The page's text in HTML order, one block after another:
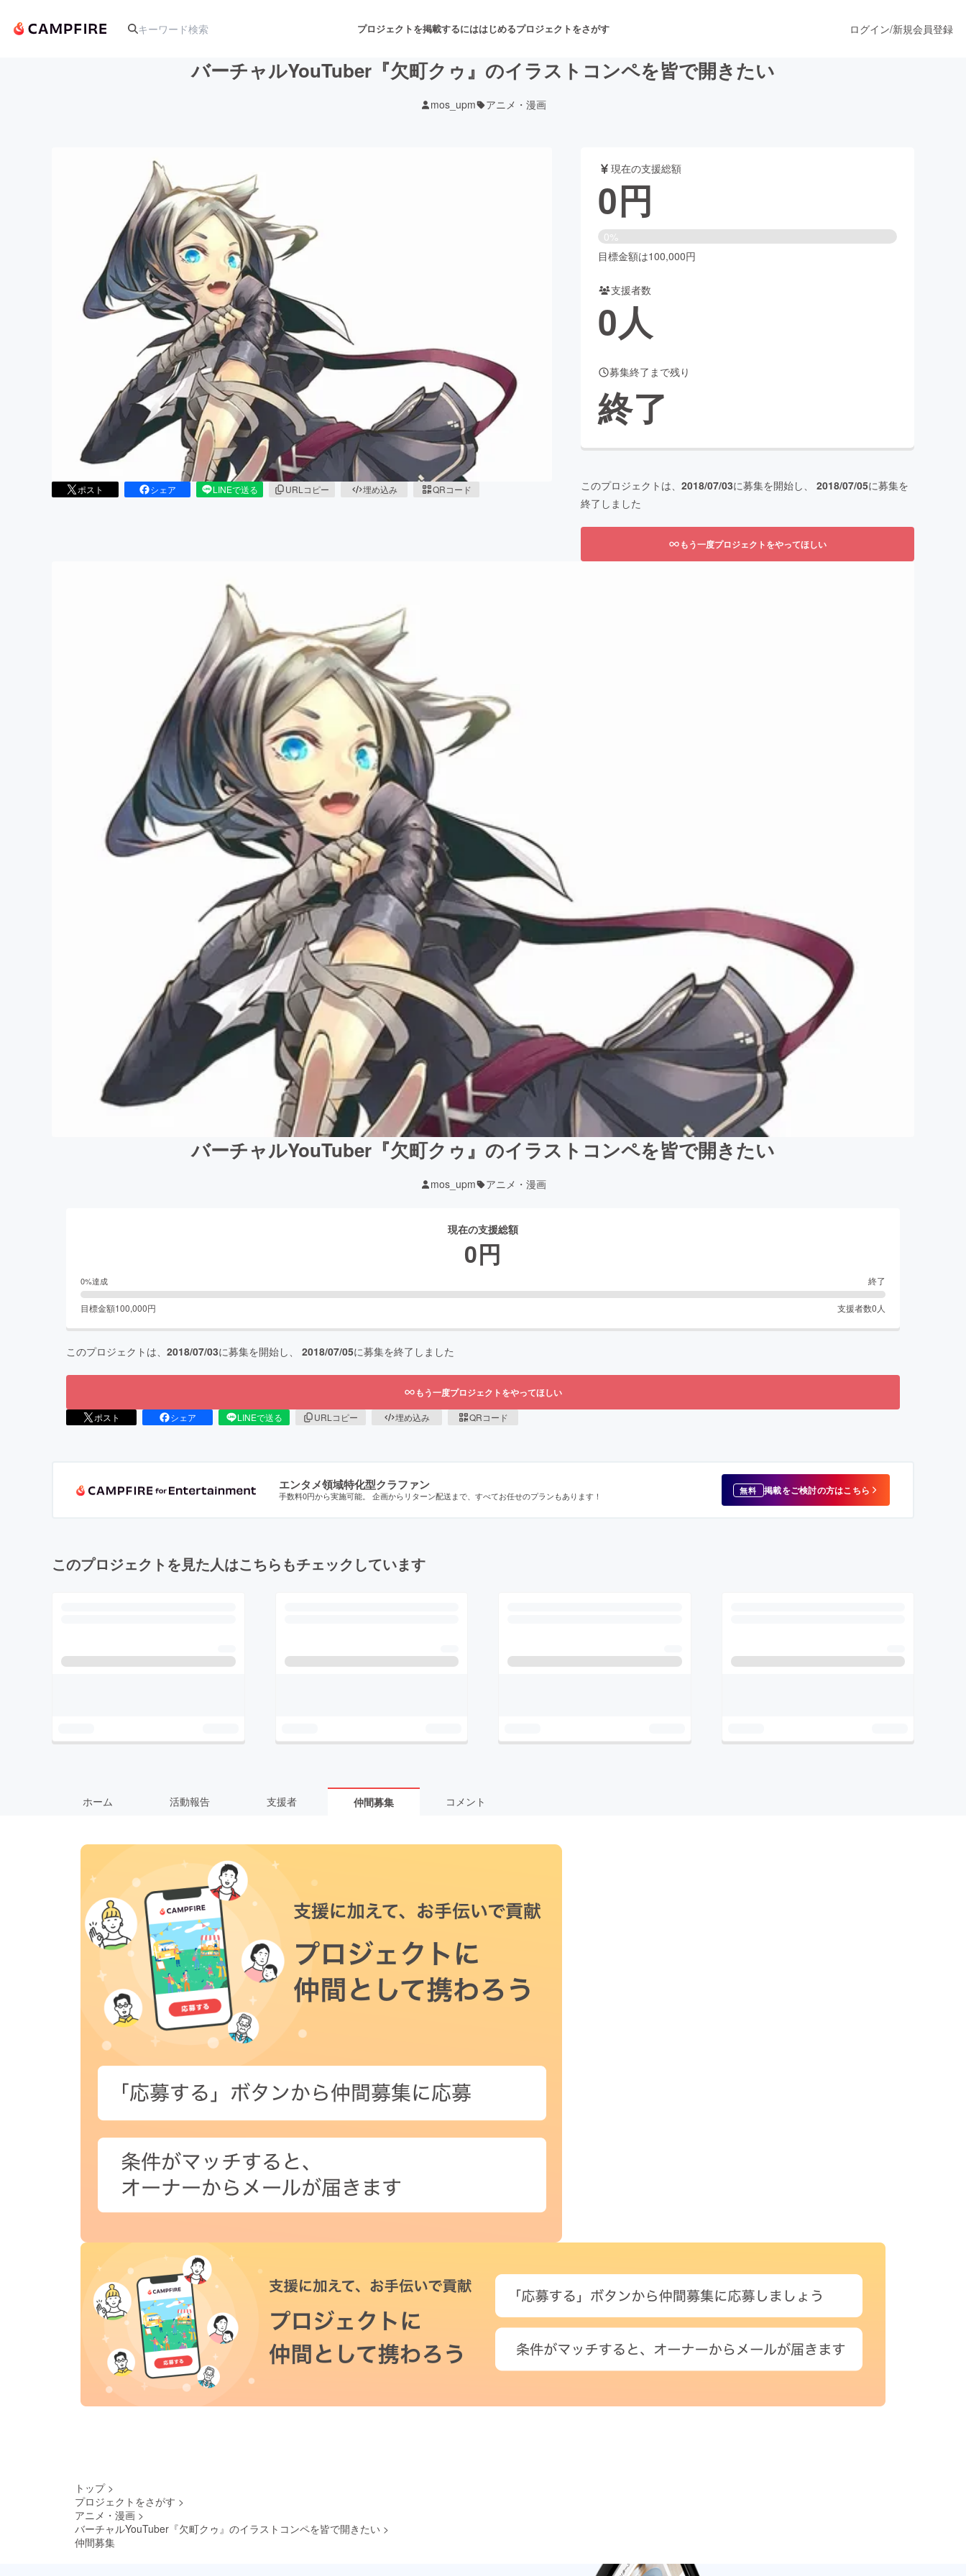
プロジェクトを掲載するにははじめるプロジェクトをさがす
アート・写真 舞台・パフォーマンス
テクノロジー・ガジェット
映像・映画
ビジネス・起業 ビューティー・ヘルスケア
まちづくり・地域活性化
CAMPFIRE for Social Good CAMPFIRE Creation
CAMPFIREふるさと納税
machi-ya
ログイン/新規会員登録
バーチャルYouTuber『欠町クゥ』のイラストコンペを皆で開きたい
mos_upm アニメ・漫画
ポスト シェア LINEで送る URLコピー 埋め込み QRコード
現在の支援総額
0円
0%
目標金額は100,000円
支援者数
0人
募集終了まで残り
終了
このプロジェクトは、 2018/07/03に募集を開始し、 2018/07/05に募集を
終了しました
もう一度プロジェクトをやってほしい
バーチャルYouTuber『欠町クゥ』のイラストコンペを皆で開きたい
mos_upm アニメ・漫画
現在の支援総額
0円
0%達成 終了
目標金額100,000円 支援者数0人
このプロジェクトは、 2018/07/03に募集を開始し、 2018/07/05に募集を終了しました
もう一度プロジェクトをやってほしい
ポスト シェア LINEで送る URLコピー 埋め込み QRコード
エンタメ領域特化型クラファン
手数料0円から実施可能。 企画からリターン配送まで、すべてお任せのプランもあります！ 無料 掲載をご検討の方はこちら
このプロジェクトを見た人はこちらもチェックしています
ホーム 活動報告 支援者 仲間募集 コメント
トップ >
プロジェクトをさがす >
アニメ・漫画 >
バーチャルYouTuber『欠町クゥ』のイラストコンペを皆で開きたい >
仲間募集